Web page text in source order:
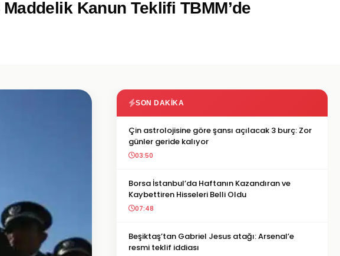
Kanun Teklifi TBMM’de
SON DAKIKA
Çin astrolojisine göre şansı açılacak 3 burç: Zor
günler geride kalıyor
03:50
Borsa İstanbul’da Haftanın Kazandıran ve
Kaybettiren Hisseleri Belli Oldu
07:48
Beşiktaş’tan Gabriel Jesus atağı: Arsenal’e
resmi teklif iddiası